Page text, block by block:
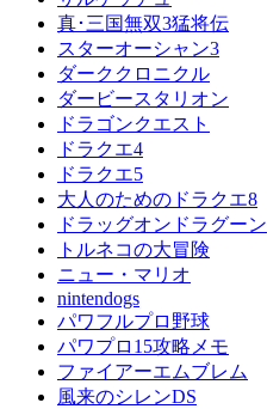
真･三国無双3猛将伝
スターオーシャン3
ダーククロニクル
ダービースタリオン
ドラゴンクエスト
ドラクエ4
ドラクエ5
大人のためのドラクエ8
ドラッグオンドラグーン
トルネコの大冒険
ニュー・マリオ
nintendogs
パワフルプロ野球
パワプロ15攻略メモ
ファイアーエムブレム
風来のシレンDS